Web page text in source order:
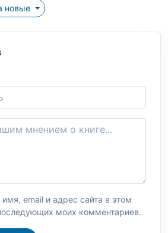
новые
email и адрес сайта в этом
моих комментариев.